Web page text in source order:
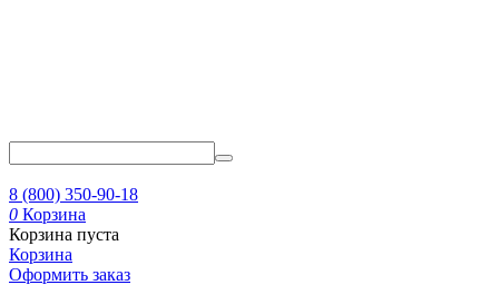
8 (800) 350-90-18
0 Корзина
Корзина пуста
Корзина
Оформить заказ